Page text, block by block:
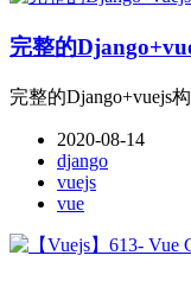
完整的
完整的Django+vuejs
2020-08-14
django
vuejs
vue